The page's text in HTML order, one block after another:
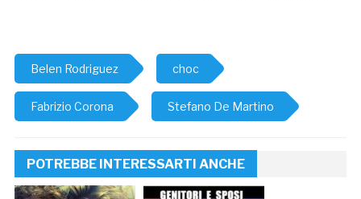
Belen Rodriguez choc
Fabrizio Corona Stefano De Martino
POTREBBE INTERESSARTI ANCHE